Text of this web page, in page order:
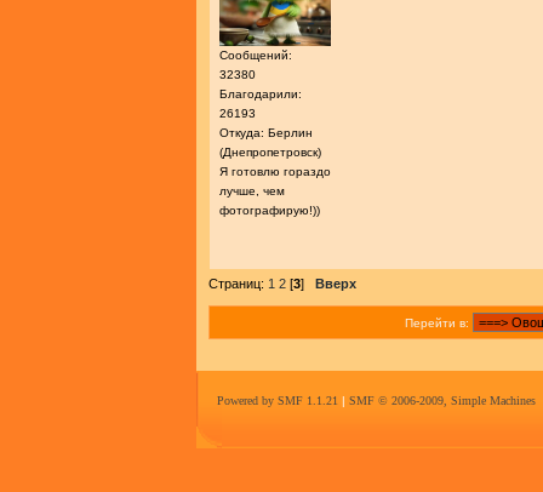
Сообщений:
32380
Благодарили:
26193
Откуда: Берлин
(Днепропетровск)
Я готовлю гораздо
лучше, чем
фотографирую!))
Страниц: 1 2 [3] Вверх
Перейти в:
Powered by SMF 1.1.21 | SMF © 2006-2009, Simple Machines